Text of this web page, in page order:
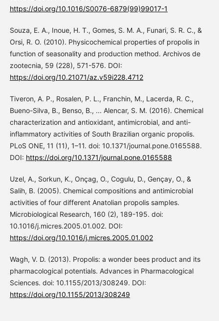
https://doi.org/10.1016/S0076-6879(99)99017-1
Souza, E. A., Inoue, H. T., Gomes, S. M. A., Funari, S. R. C., &
Orsi, R. O. (2010). Physicochemical properties of propolis in
function of seasonality and production method. Archivos de
zootecnia, 59 (228), 571-576. DOI:
https://doi.org/10.21071/az.v59i228.4712
Tiveron, A. P., Rosalen, P. L., Franchin, M., Lacerda, R. C.,
Bueno-Silva, B., Benso, B., ... Alencar, S. M. (2016). Chemical
characterization and antioxidant, antimicrobial, and anti-
inflammatory activities of South Brazilian organic propolis.
PLoS ONE, 11 (11), 1–11. doi: 10.1371/journal.pone.0165588.
DOI: https://doi.org/10.1371/journal.pone.0165588
Uzel, A., Sorkun, K., Onçag, O., Cogulu, D., Gençay, O., &
Salih, B. (2005). Chemical compositions and antimicrobial
activities of four different Anatolian propolis samples.
Microbiological Research, 160 (2), 189-195. doi:
10.1016/j.micres.2005.01.002. DOI:
https://doi.org/10.1016/j.micres.2005.01.002
Wagh, V. D. (2013). Propolis: a wonder bees product and its
pharmacological potentials. Advances in Pharmacological
Sciences. doi: 10.1155/2013/308249. DOI:
https://doi.org/10.1155/2013/308249